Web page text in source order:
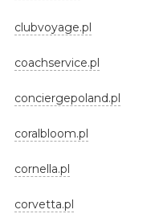
clubvoyage.pl
coachservice.pl
conciergepoland.pl
coralbloom.pl
cornella.pl
corvetta.pl